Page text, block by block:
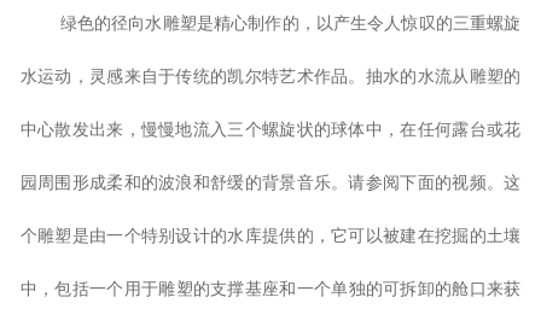
绿色的径向水雕塑是精心制作的，以产生令人惊叹的三重螺旋
水运动，灵感来自于传统的凯尔特艺术作品。抽水的水流从雕塑的
中心散发出来，慢慢地流入三个螺旋状的球体中，在任何露台或花
园周围形成柔和的波浪和舒缓的背景音乐。请参阅下面的视频。这
个雕塑是由一个特别设计的水库提供的，它可以被建在挖掘的土壤
中，包括一个用于雕塑的支撑基座和一个单独的可拆卸的舱口来获